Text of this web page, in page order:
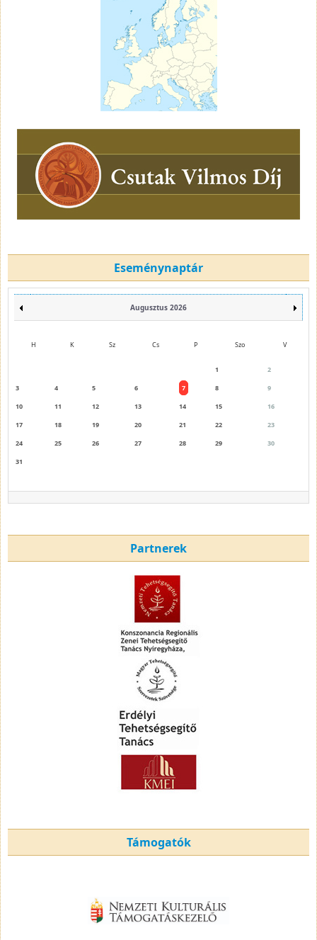
Eseménynaptár
Augusztus 2026
H K Sz Cs P Szo V
1
2
3
4 5 6 7 8
9
10
11 12 13 14 15
16
17
18 19 20 21 22
23
24
25 26 27 28 29
30
31
Partnerek
Támogatók